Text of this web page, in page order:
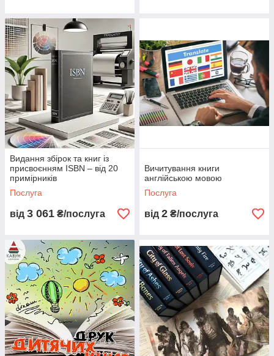
Видання збірок та книг із
присвоєнням ISBN – від 20
примірників
Послуга
від 3 061 ₴/послуга
Вичитування книги
англійською мовою
Послуга
від 2 ₴/послуга